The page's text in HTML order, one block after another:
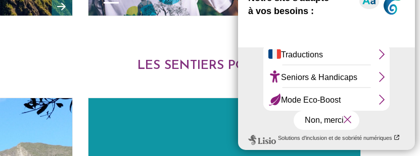
LES SENTIERS POUR VENIR AU GÎTE